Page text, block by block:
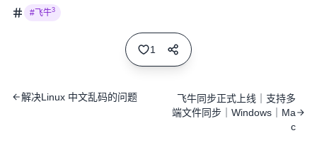
#飞牛3
1
解决Linux 中文乱码的问题
飞牛同步正式上线｜支持多
端文件同步｜Windows｜Ma
c